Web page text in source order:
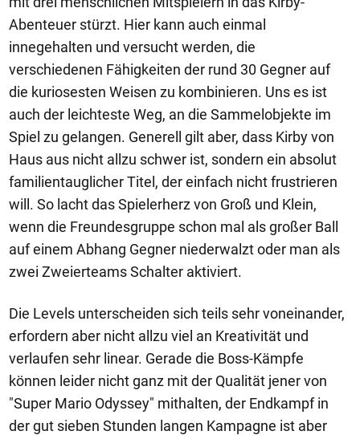
Abenteuer stürzt. Hier kann auch einmal
innegehalten und versucht werden, die
verschiedenen Fähigkeiten der rund 30 Gegner auf
die kuriosesten Weisen zu kombinieren. Uns es ist
auch der leichteste Weg, an die Sammelobjekte im
Spiel zu gelangen. Generell gilt aber, dass Kirby von
Haus aus nicht allzu schwer ist, sondern ein absolut
familientauglicher Titel, der einfach nicht frustrieren
will. So lacht das Spielerherz von Groß und Klein,
wenn die Freundesgruppe schon mal als großer Ball
auf einem Abhang Gegner niederwalzt oder man als
zwei Zweierteams Schalter aktiviert.
Die Levels unterscheiden sich teils sehr voneinander,
erfordern aber nicht allzu viel an Kreativität und
verlaufen sehr linear. Gerade die Boss-Kämpfe
können leider nicht ganz mit der Qualität jener von
"Super Mario Odyssey" mithalten, der Endkampf in
der gut sieben Stunden langen Kampagne ist aber